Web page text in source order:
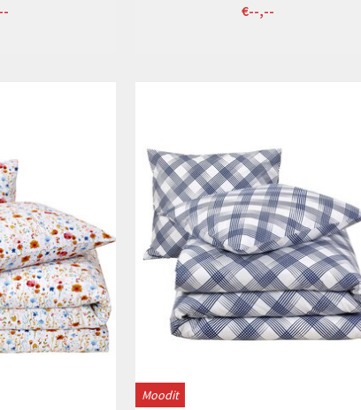
€--,--
Moodit